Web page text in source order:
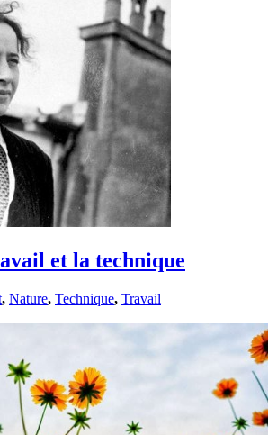
et la technique
, Nature, Technique, Travail